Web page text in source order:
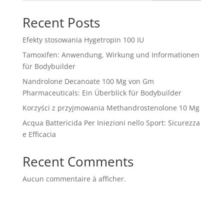
Recent Posts
Efekty stosowania Hygetropin 100 IU
Tamoxifen: Anwendung, Wirkung und Informationen
für Bodybuilder
Nandrolone Decanoate 100 Mg von Gm
Pharmaceuticals: Ein Überblick für Bodybuilder
Korzyści z przyjmowania Methandrostenolone 10 Mg
Acqua Battericida Per Iniezioni nello Sport: Sicurezza
e Efficacia
Recent Comments
Aucun commentaire à afficher.